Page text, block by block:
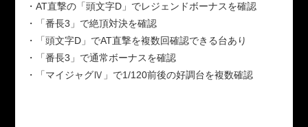
・AT直撃の「頭文字D」でレジェンドボーナスを確認
・「番長3」で絶頂対決を確認
・「頭文字D」でAT直撃を複数回確認できる台あり
・「番長3」で通常ボーナスを確認
・「マイジャグⅣ」で1/120前後の好調台を複数確認